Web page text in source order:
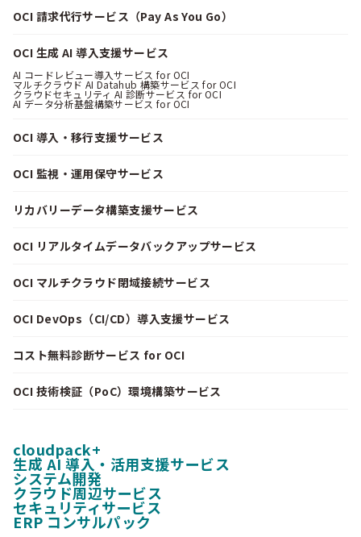
OCI 請求代行サービス（Pay As You Go）
OCI 生成 AI 導入支援サービス
AI コードレビュー導入サービス for OCI
マルチクラウド AI Datahub 構築サービス for OCI
クラウドセキュリティ AI 診断サービス for OCI
AI データ分析基盤構築サービス for OCI
OCI 導入・移行支援サービス
OCI 監視・運用保守サービス
リカバリーデータ構築支援サービス
OCI リアルタイムデータバックアップサービス
OCI マルチクラウド閉域接続サービス
OCI DevOps（CI/CD）導入支援サービス
コスト無料診断サービス for OCI
OCI 技術検証（PoC）環境構築サービス
cloudpack+
生成 AI 導入・活用支援サービス
システム開発
クラウド周辺サービス
セキュリティサービス
ERP コンサルパック